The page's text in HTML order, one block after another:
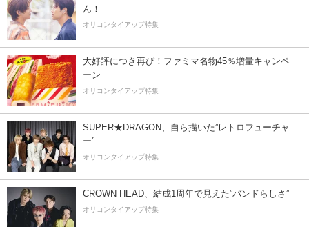
ん！
オリコンタイアップ特集
大好評につき再び！ファミマ名物45％増量キャンペ
ーン
オリコンタイアップ特集
SUPER★DRAGON、自ら描いた”レトロフューチャ
ー”
オリコンタイアップ特集
CROWN HEAD、結成1周年で見えた”バンドらしさ”
オリコンタイアップ特集